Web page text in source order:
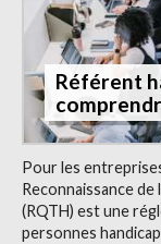
Référent
Pour les
Reconnaissance
(RQTH) est une
personnes